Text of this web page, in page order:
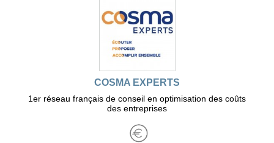
COSMA EXPERTS
1er réseau français de conseil en optimisation des coûts
des entreprises